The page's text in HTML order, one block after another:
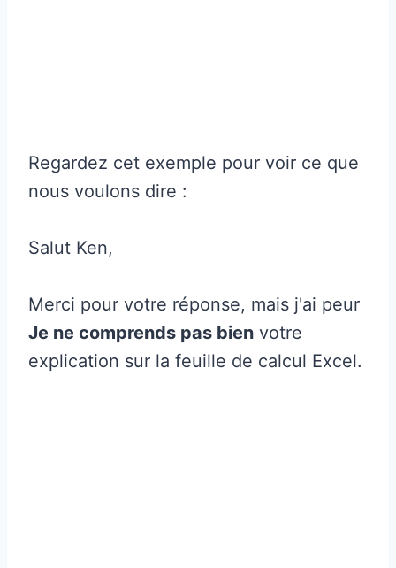
Regardez cet exemple pour voir ce que
nous voulons dire :
Salut Ken,
Merci pour votre réponse, mais j'ai peur
Je ne comprends pas bien votre
explication sur la feuille de calcul Excel.